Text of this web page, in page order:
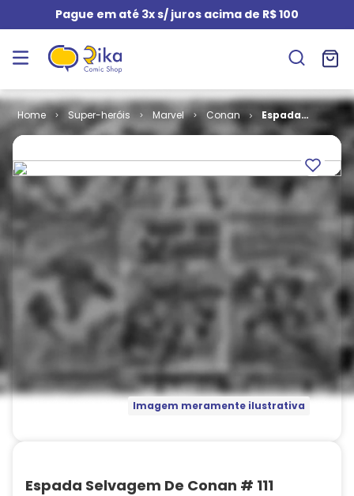
Pague em até 3x s/ juros acima de R$ 100
Super-heróis Marvel Conan
Espada
Selvagem de
Imagem meramente ilustrativa
Espada Selvagem De Conan # 111